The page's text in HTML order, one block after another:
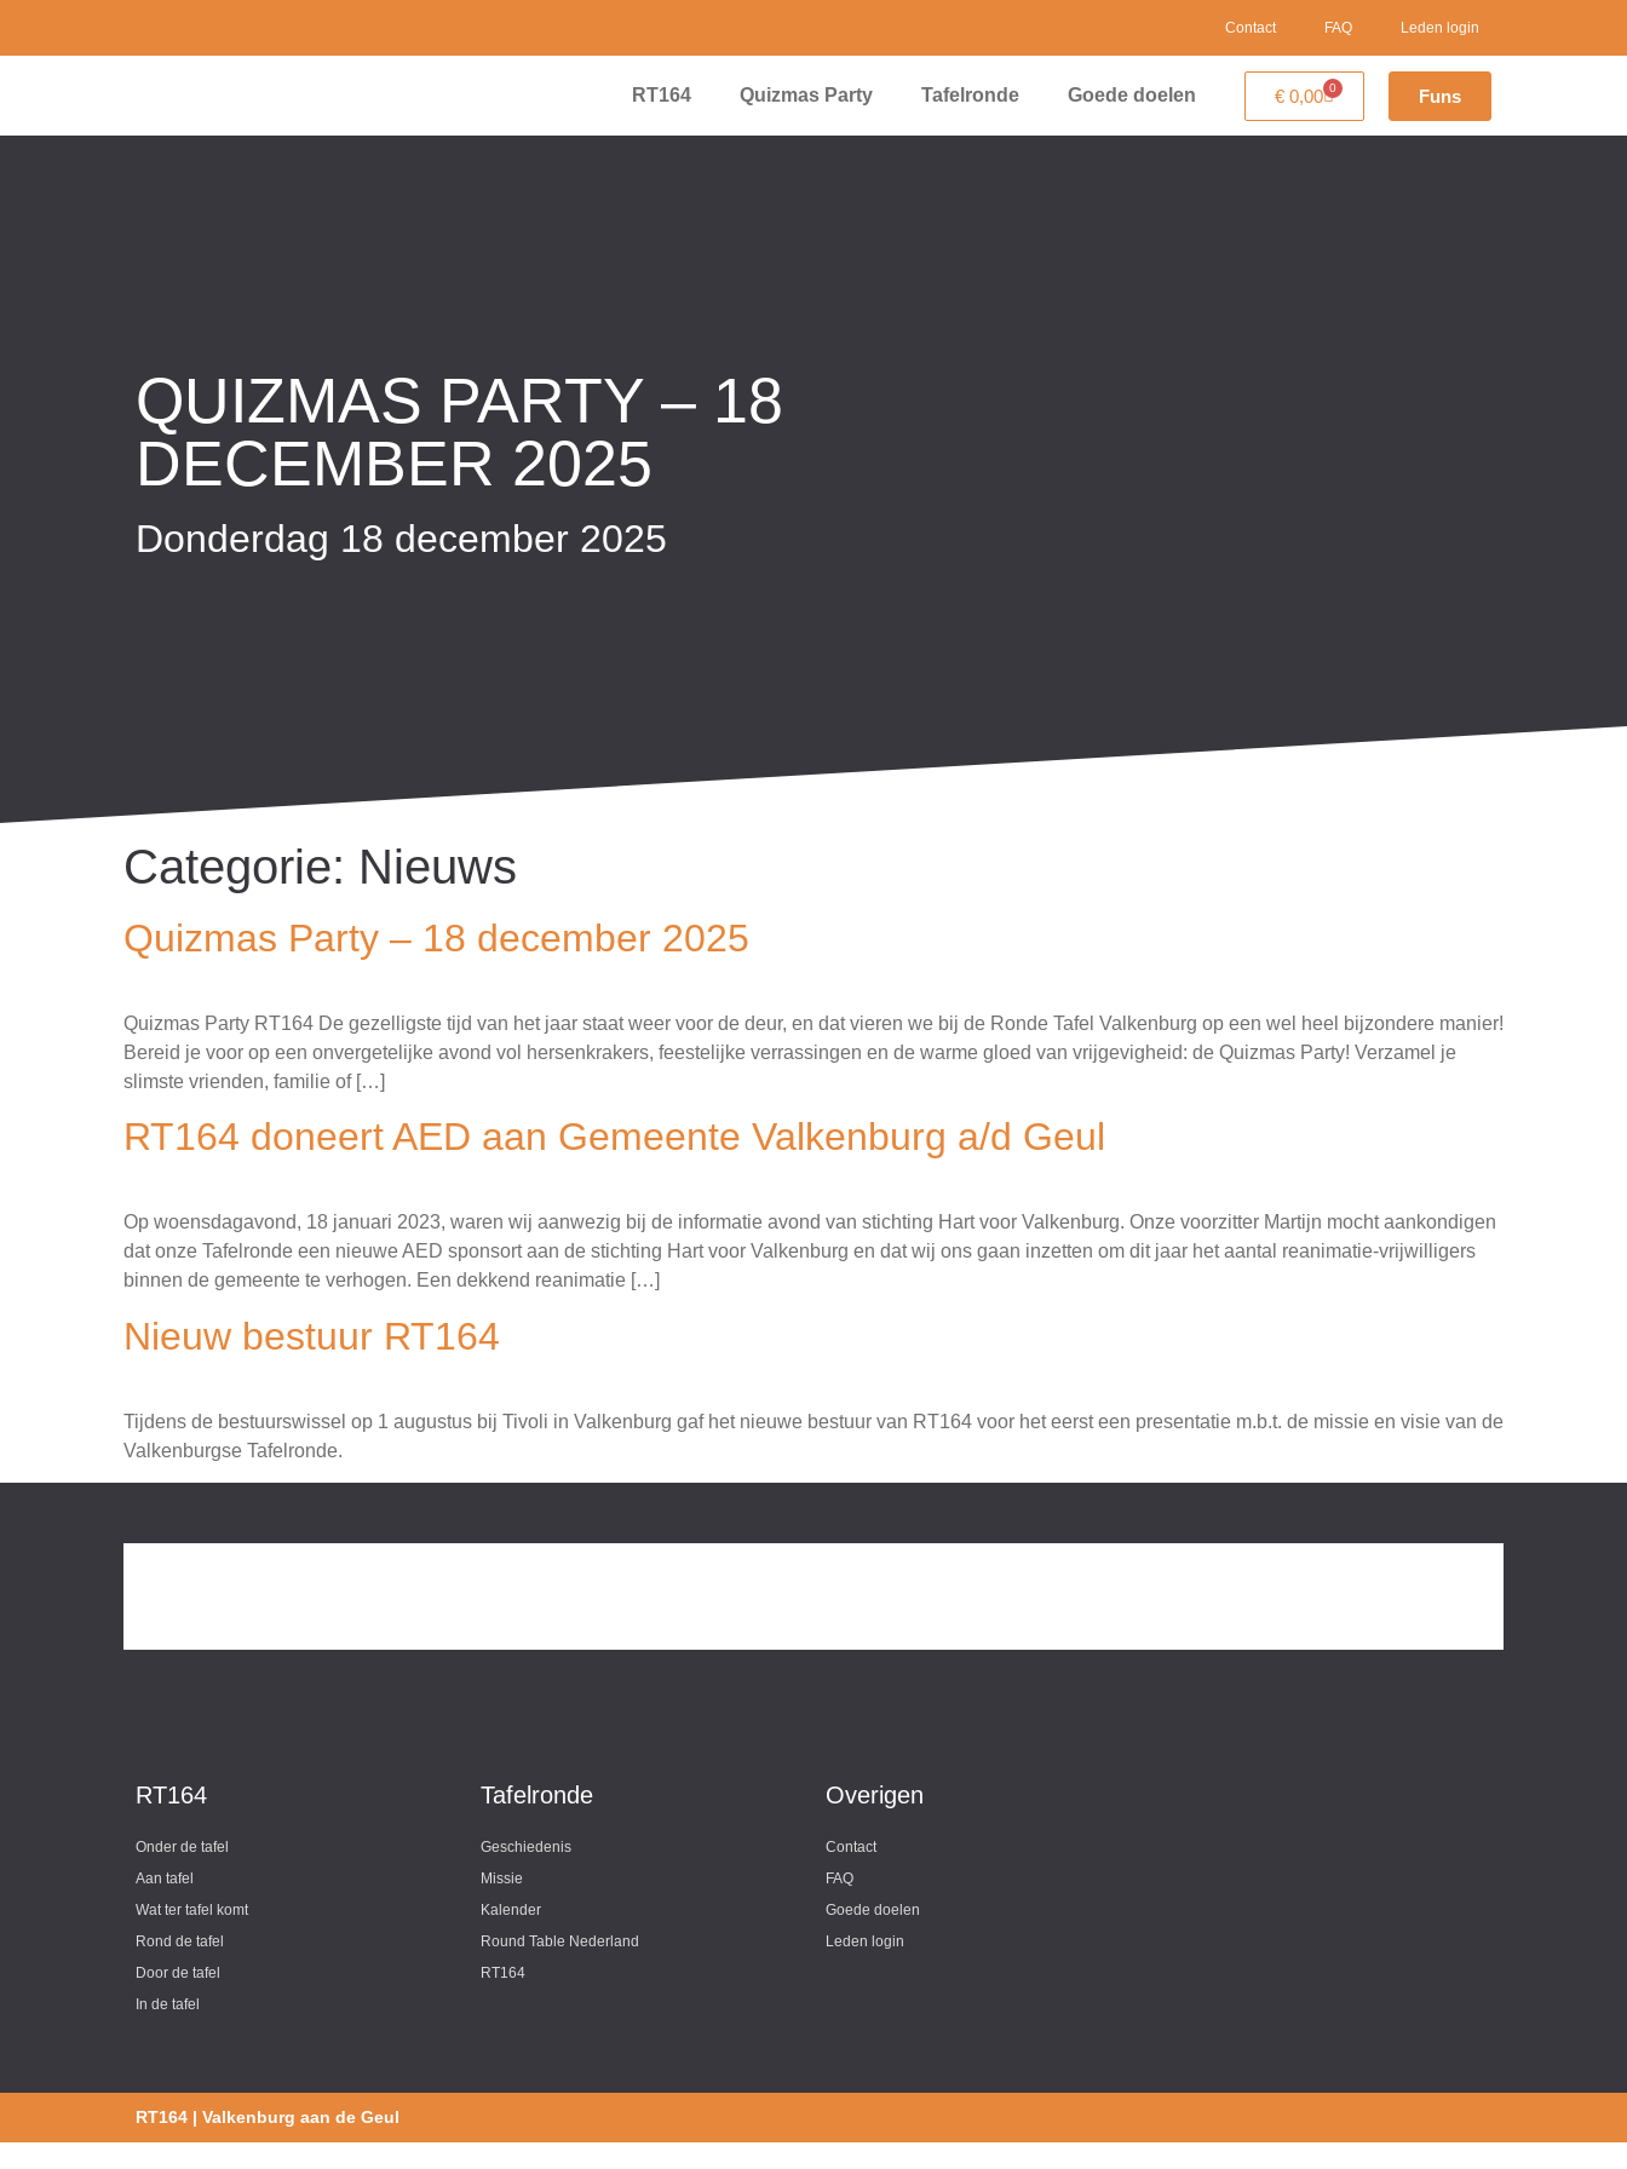
Contact FAQ Leden login
RT164 Quizmas Party Tafelronde Goede doelen € 0,00 0 Funs
QUIZMAS PARTY – 18
DECEMBER 2025
Donderdag 18 december 2025​
Categorie: Nieuws
Quizmas Party – 18 december 2025
Quizmas Party RT164 De gezelligste tijd van het jaar staat weer voor de deur, en dat vieren we bij de Ronde Tafel Valkenburg op een wel heel bijzondere manier!
Bereid je voor op een onvergetelijke avond vol hersenkrakers, feestelijke verrassingen en de warme gloed van vrijgevigheid: de Quizmas Party! Verzamel je
slimste vrienden, familie of […]
RT164 doneert AED aan Gemeente Valkenburg a/d Geul
Op woensdagavond, 18 januari 2023, waren wij aanwezig bij de informatie avond van stichting Hart voor Valkenburg. Onze voorzitter Martijn mocht aankondigen
dat onze Tafelronde een nieuwe AED sponsort aan de stichting Hart voor Valkenburg en dat wij ons gaan inzetten om dit jaar het aantal reanimatie-vrijwilligers
binnen de gemeente te verhogen. Een dekkend reanimatie […]
Nieuw bestuur RT164
Tijdens de bestuurswissel op 1 augustus bij Tivoli in Valkenburg gaf het nieuwe bestuur van RT164 voor het eerst een presentatie m.b.t. de missie en visie van de
Valkenburgse Tafelronde.
RT164
Onder de tafel
Aan tafel
Wat ter tafel komt
Rond de tafel
Door de tafel
In de tafel
Tafelronde
Geschiedenis
Missie
Kalender
Round Table Nederland
RT164
Overigen
Contact
FAQ
Goede doelen
Leden login
RT164 | Valkenburg aan de Geul